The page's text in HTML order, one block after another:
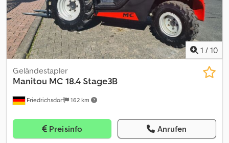
Antriebsräder und die 3 Steuerungsarten Fortbewegung und
Aufstellung der Maschine auf verstopften oder engen Baustellen.
Die Gestaltung des Bedienpults sorgt für ein klares Arbeitsumfeld
für schnelle Bedienung und sofortige Produktivität. Dcedpfx
Aiszgkkkjpsk
1 / 10
Friedrichsdorf 162 km
Geländestapler
Manitou MC 18.4 Stage3B
Preisinfo Anrufen